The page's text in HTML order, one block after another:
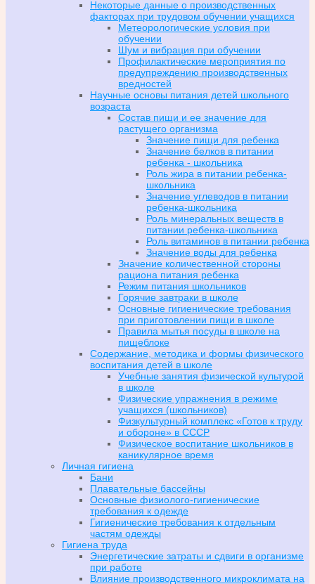
Некоторые данные о производственных
факторах при трудовом обучении учащихся
Метеорологические условия при
обучении
Шум и вибрация при обучении
Профилактические мероприятия по
предупреждению производственных
вредностей
Научные основы питания детей школьного
возраста
Состав пищи и ее значение для
растущего организма
Значение пищи для ребенка
Значение белков в питании
ребенка - школьника
Роль жира в питании ребенка-
школьника
Значение углеводов в питании
ребенка-школьника
Роль минеральных веществ в
питании ребенка-школьника
Роль витаминов в питании ребенка
Значение воды для ребенка
Значение количественной стороны
рациона питания ребенка
Режим питания школьников
Горячие завтраки в школе
Основные гигиенические требования
при приготовлении пищи в школе
Правила мытья посуды в школе на
пищеблоке
Содержание, методика и формы физического
воспитания детей в школе
Учебные занятия физической культурой
в школе
Физические упражнения в режиме
учащихся (школьников)
Физкультурный комплекс «Готов к труду
и обороне» в СССР
Физическое воспитание школьников в
каникулярное время
Личная гигиена
Бани
Плавательные бассейны
Основные физиолого-гигиенические
требования к одежде
Гигиенические требования к отдельным
частям одежды
Гигиена труда
Энергетические затраты и сдвиги в организме
при работе
Влияние производственного микроклимата на